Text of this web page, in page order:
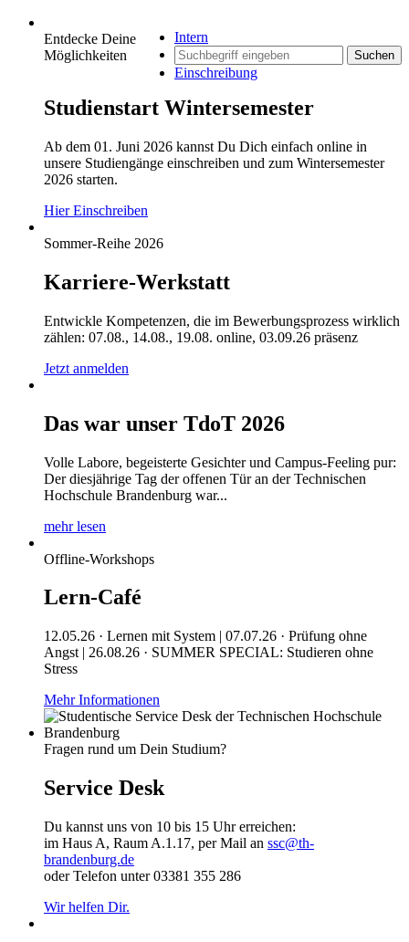
Intern
Suchen
Einschreibung
Entdecke Deine
Möglichkeiten
Studienstart Wintersemester
Ab dem 01. Juni 2026 kannst Du Dich einfach online in
unsere Studiengänge einschreiben und zum Wintersemester
2026 starten.
Hier Einschreiben
Sommer-Reihe 2026
Karriere-Werkstatt
Entwickle Kompetenzen, die im Bewerbungsprozess wirklich
zählen: 07.08., 14.08., 19.08. online, 03.09.26 präsenz
Jetzt anmelden
Das war unser TdoT 2026
Volle Labore, begeisterte Gesichter und Campus-Feeling pur:
Der diesjährige Tag der offenen Tür an der Technischen
Hochschule Brandenburg war...
mehr lesen
Offline-Workshops
Lern-Café
12.05.26 · Lernen mit System | 07.07.26 · Prüfung ohne
Angst | 26.08.26 · SUMMER SPECIAL: Studieren ohne
Stress
Mehr Informationen
Fragen rund um Dein Studium?
Service Desk
Du kannst uns von 10 bis 15 Uhr erreichen:
im Haus A, Raum A.1.17, per Mail an ssc@th-
brandenburg.de
oder Telefon unter 03381 355 286
Wir helfen Dir.